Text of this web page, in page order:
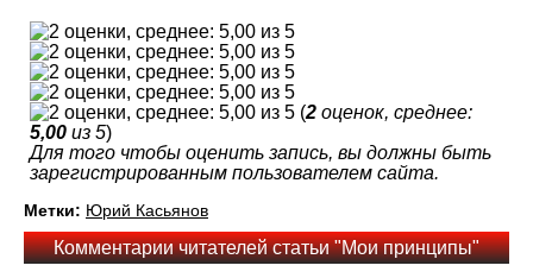
(2 оценок, среднее:
5,00 из 5)
Для того чтобы оценить запись, вы должны быть
зарегистрированным пользователем сайта.
Метки: Юрий Касьянов
Комментарии читателей статьи "Мои принципы"